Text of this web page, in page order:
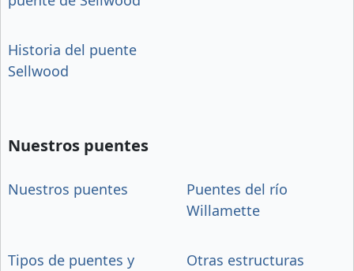
Historia del puente
Sellwood
Nuestros puentes
Nuestros puentes
Puentes del río
Willamette
Tipos de puentes y
Otras estructuras